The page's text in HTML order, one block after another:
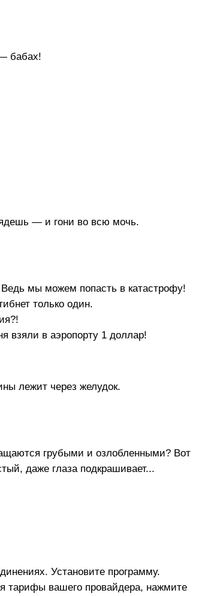
бабах!
— и гони во всю мочь.
мы можем попасть в катастрофу!
только один.
взяли в аэропорту 1 доллар!
лежит через желудок.
грубыми и озлобленными? Вот
даже глаза подкрашивает...
Установите программу.
тарифы вашего провайдера, нажмите